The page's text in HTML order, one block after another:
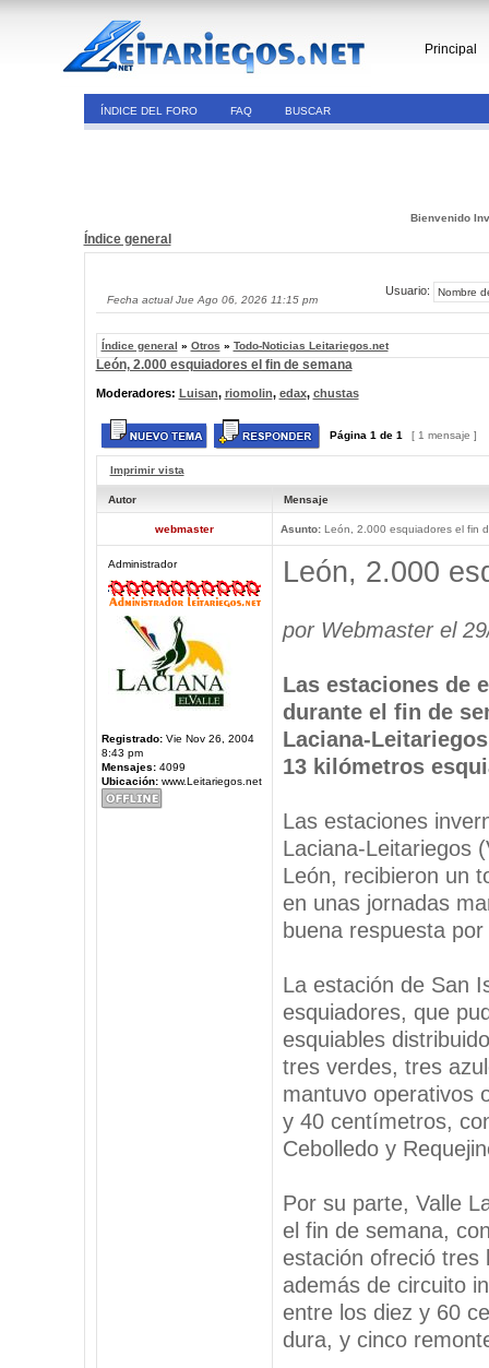
Principal
ÍNDICE DEL FORO FAQ BUSCAR
Bienvenido
Índice general
Fecha actual Jue Ago 06, 2026 11:15 pm
Usuario:
Índice general » Otros » Todo-Noticias Leitariegos.net
León, 2.000 esquiadores el fin de semana
Moderadores: Luisan, riomolin, edax, chustas
Página 1 de 1 [ 1 mensaje ]
Imprimir vista
Autor Mensaje
webmaster Asunto:León, 2.000 esquiadores el fin
Administrador
Registrado:Vie Nov 26, 2004
8:43 pm
Mensajes:4099
Ubicación:www.Leitariegos.net
León, 2.000
por Webmaster el
Las estaciones de
durante el fin de
Laciana-
13 kilómetros
Las estaciones
Laciana-Leitariegos
León, recibieron un
en unas jornadas
buena respuesta
La estación de San
esquiadores, que
esquiables
tres verdes, tres
mantuvo operativos
y 40 centímetros,
Cebolledo y
Por su parte, Valle
el fin de semana,
estación ofreció tres
además de circuito
entre los diez y 60
dura, y cinco